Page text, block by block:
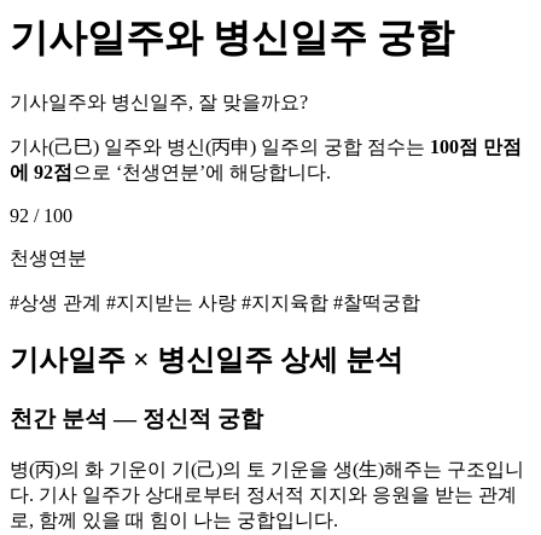
기사일주와 병신일주 궁합
기사일주와 병신일주, 잘 맞을까요?
기사(己巳) 일주와 병신(丙申) 일주의 궁합 점수는 100점 만점
에 92점 으로 ‘천생연분’에 해당합니다.
92 / 100
천생연분
#상생 관계 #지지받는 사랑 #지지육합 #찰떡궁합
기사일주 × 병신일주 상세 분석
천간 분석 — 정신적 궁합
병(丙)의 화 기운이 기(己)의 토 기운을 생(生)해주는 구조입니
다. 기사 일주가 상대로부터 정서적 지지와 응원을 받는 관계
로, 함께 있을 때 힘이 나는 궁합입니다.